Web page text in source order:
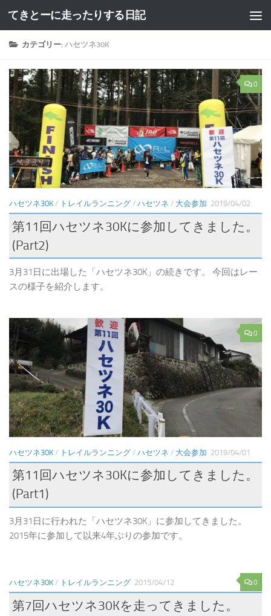
コンテンツへスキップ
てきとーに走ったりする日記
カテゴリー:ハセツネ30K
0
ハセツネ30K / トレイルランニング / ハセツネ / 大会参加 2019/04/02
第11回ハセツネ30Kに参加してきました。
(Part2)
3月31日に出場した「ハセツネ30K」の続きです。 今回はレー
スの様子を紹介します。
0
ハセツネ30K / トレイルランニング / ハセツネ / 大会参加 2019/04/01
第11回ハセツネ30Kに参加してきました。
(Part1)
3月31日に行われた「ハセツネ30K」に参加してきました。
2015年に参加して以来4年ぶりの参加です。
0
ハセツネ30K / トレイルランニング 2015/04/12
第7回ハセツネ30Kを走ってきました。